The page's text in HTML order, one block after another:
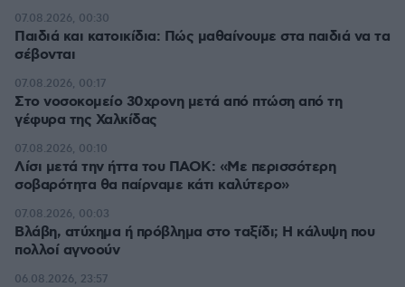
Παιδιά και κατοικίδια: Πώς μαθαίνουμε στα παιδιά να τα
σέβονται
07.08.2026, 00:30
Στο νοσοκομείο 30χρονη μετά από πτώση από τη
γέφυρα της Χαλκίδας
07.08.2026, 00:17
Λίσι μετά την ήττα του ΠΑΟΚ: «Με περισσότερη
σοβαρότητα θα παίρναμε κάτι καλύτερο»
07.08.2026, 00:10
Βλάβη, ατύχημα ή πρόβλημα στο ταξίδι; Η κάλυψη που
πολλοί αγνοούν
07.08.2026, 00:03
06.08.2026, 23:57